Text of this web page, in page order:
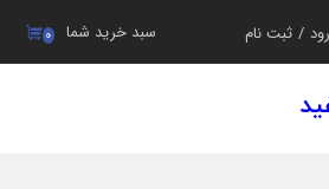
۰ سبد خرید شما / ثبت نام